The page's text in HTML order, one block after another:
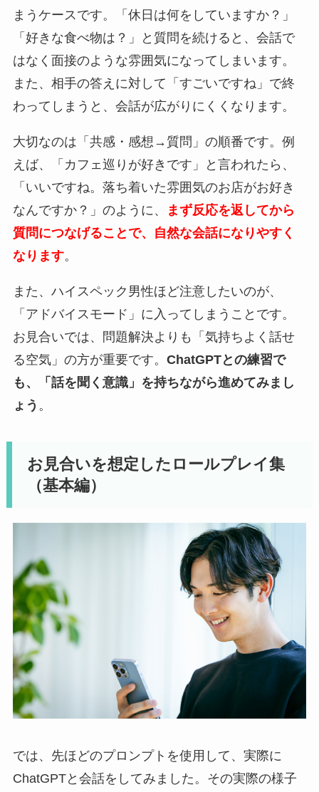
まうケースです。「休日は何をしていますか？」
「好きな食べ物は？」と質問を続けると、会話で
はなく面接のような雰囲気になってしまいます。
また、相手の答えに対して「すごいですね」で終
わってしまうと、会話が広がりにくくなります。
大切なのは「共感・感想→質問」の順番です。例
えば、「カフェ巡りが好きです」と言われたら、
「いいですね。落ち着いた雰囲気のお店がお好き
なんですか？」のように、
まず反応を返してから
質問につなげることで、自然な会話になりやすく
なります。
また、ハイスペック男性ほど注意したいのが、
「アドバイスモード」に入ってしまうことです。
お見合いでは、問題解決よりも「気持ちよく話せ
る空気」の方が重要です。 ChatGPTとの練習で
も、「話を聞く意識」を持ちながら進めてみまし
ょう 。
お見合いを想定したロールプレイ集
（基本編）
では、先ほどのプロンプトを使用して、実際に
ChatGPTと会話をしてみました。その実際の様子